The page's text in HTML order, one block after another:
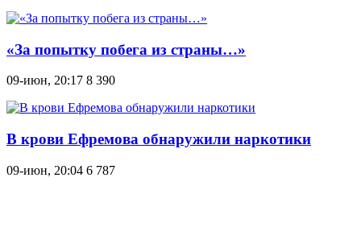
«За попытку побега из страны…»
09-июн, 20:17 8 390
В крови Ефремова обнаружили наркотики
09-июн, 20:04 6 787